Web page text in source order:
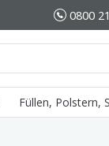
0800
Füllen, Polstern,